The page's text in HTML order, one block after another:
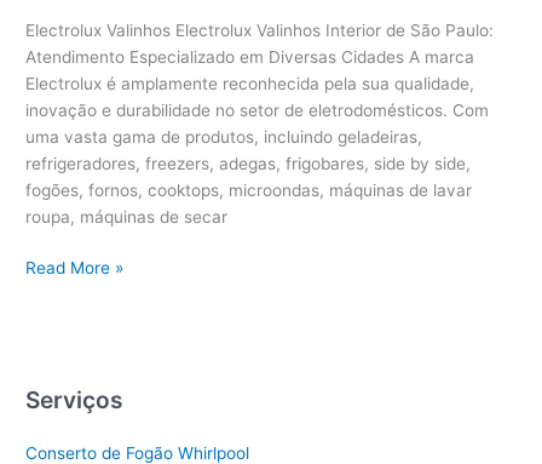
Electrolux Valinhos Electrolux Valinhos Interior de São Paulo:
Atendimento Especializado em Diversas Cidades A marca
Electrolux é amplamente reconhecida pela sua qualidade,
inovação e durabilidade no setor de eletrodomésticos. Com
uma vasta gama de produtos, incluindo geladeiras,
refrigeradores, freezers, adegas, frigobares, side by side,
fogões, fornos, cooktops, microondas, máquinas de lavar
roupa, máquinas de secar
Electrolux
Read More »
Serviços
Conserto de Fogão Whirlpool